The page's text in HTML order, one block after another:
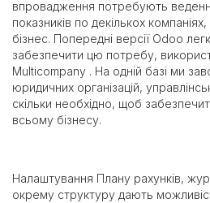
впровадження потребують
показників по декількох
бізнес. Попередні версії Odoo
забезпечити цю потребу,
Multicompany . На одній базі ми
юридичних організацій,
скільки необхідно, щоб
всьому бізнесу.
Налаштування Плану рахунків,
окрему структуру дають